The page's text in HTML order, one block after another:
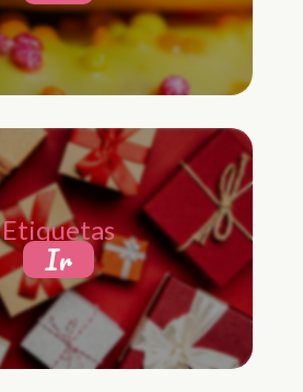
Etiquetas
Ir